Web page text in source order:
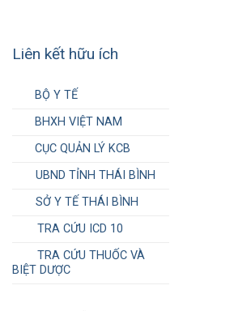
Liên kết hữu ích
BỘ Y TẾ
BHXH VIỆT NAM
CỤC QUẢN LÝ KCB
UBND TỈNH THÁI BÌNH
SỞ Y TẾ THÁI BÌNH
TRA CỨU ICD 10
TRA CỨU THUỐC VÀ
BIỆT DƯỢC